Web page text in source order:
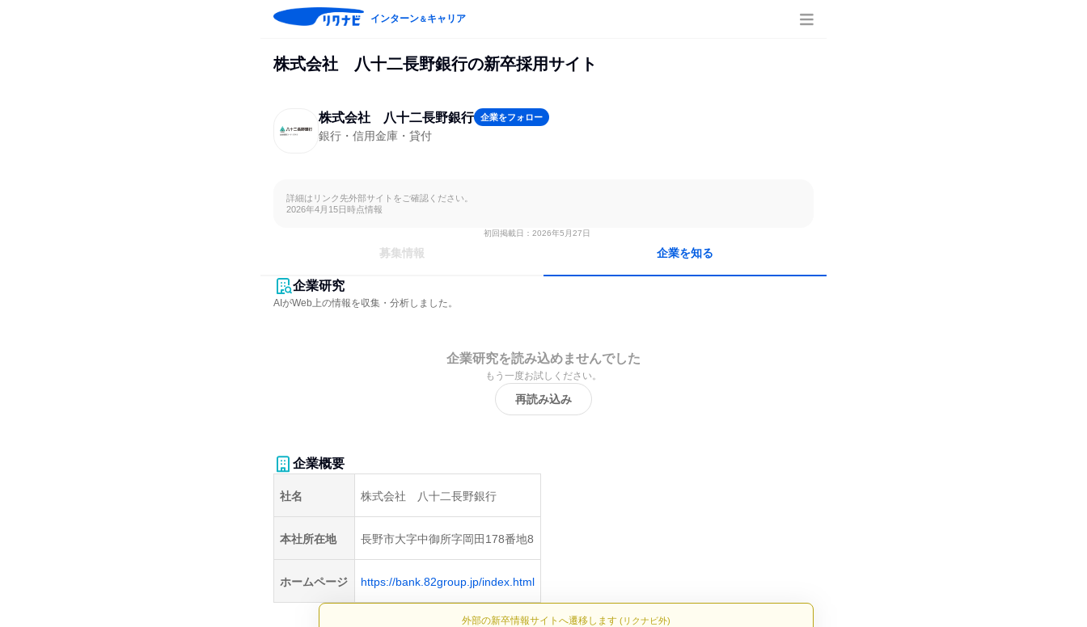
インターン＆キャリア
株式会社 八十二長野銀行の新卒採用サイト
株式会社 八十二長野銀行 企業をフォロー
銀行・信用金庫・貸付
詳細はリンク先外部サイトをご確認ください。
2026年4月15日時点情報
初回掲載日：2026年5月27日
募集情報 企業を知る
企業研究
AIがWeb上の情報を収集・分析しました。
企業研究を読み込めませんでした
もう一度お試しください。
再読み込み
企業概要
社名 株式会社 八十二長野銀行
本社所在地 長野市大字中御所字岡田178番地8
ホームページ https://bank.82group.jp/index.html
外部の新卒情報サイトへ遷移します (リクナビ外)